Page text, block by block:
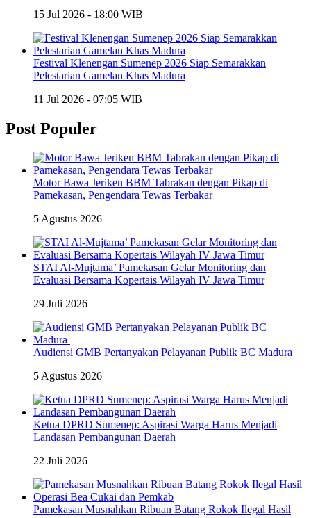
15 Jul 2026 - 18:00 WIB
Festival Klenengan Sumenep 2026 Siap Semarakkan
Pelestarian Gamelan Khas Madura
11 Jul 2026 - 07:05 WIB
Post Populer
Motor Bawa Jeriken BBM Tabrakan dengan Pikap di
Pamekasan, Pengendara Tewas Terbakar
5 Agustus 2026
STAI Al-Mujtama’ Pamekasan Gelar Monitoring dan
Evaluasi Bersama Kopertais Wilayah IV Jawa Timur
29 Juli 2026
Audiensi GMB Pertanyakan Pelayanan Publik BC Madura
5 Agustus 2026
Ketua DPRD Sumenep: Aspirasi Warga Harus Menjadi
Landasan Pembangunan Daerah
22 Juli 2026
Pamekasan Musnahkan Ribuan Batang Rokok Ilegal Hasil